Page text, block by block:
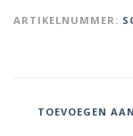
ARTIKELNUMMER:
TOEVOEGEN